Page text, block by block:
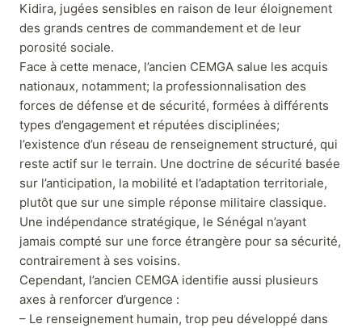
Kidira, jugées sensibles en raison de leur éloignement
des grands centres de commandement et de leur
porosité sociale.
Face à cette menace, l’ancien CEMGA salue les acquis
nationaux, notamment; la professionnalisation des
forces de défense et de sécurité, formées à différents
types d’engagement et réputées disciplinées;
l’existence d’un réseau de renseignement structuré, qui
reste actif sur le terrain. Une doctrine de sécurité basée
sur l’anticipation, la mobilité et l’adaptation territoriale,
plutôt que sur une simple réponse militaire classique.
Une indépendance stratégique, le Sénégal n’ayant
jamais compté sur une force étrangère pour sa sécurité,
contrairement à ses voisins.
Cependant, l’ancien CEMGA identifie aussi plusieurs
axes à renforcer d’urgence :
– Le renseignement humain, trop peu développé dans